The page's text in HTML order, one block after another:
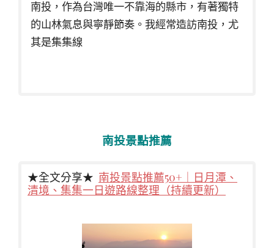
南投，作為台灣唯一不靠海的縣市，有著獨特
的山林氣息與寧靜節奏。我經常造訪南投，尤
其是集集線
南投景點推薦
★全文分享★ 南投景點推薦50+｜日月潭、
清境、集集一日遊路線整理（持續更新）